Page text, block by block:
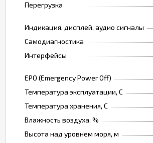
Перегрузка
Индикация, дисплей, аудио сигналы
Самодиагностика
Интерфейсы
EPO (Emergency Power Off)
Температура эксплуатации, C
Температура хранения, C
Влажность воздуха, %
Высота над уровнем моря, м